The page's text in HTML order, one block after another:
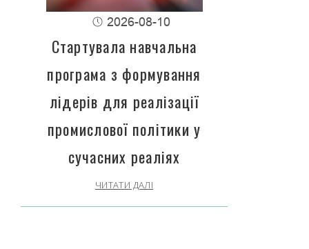
2026-08-10
Стартувала навчальна
програма з формування
лідерів для реалізації
промислової політики у
сучасних реаліях
ЧИТАТИ ДАЛІ